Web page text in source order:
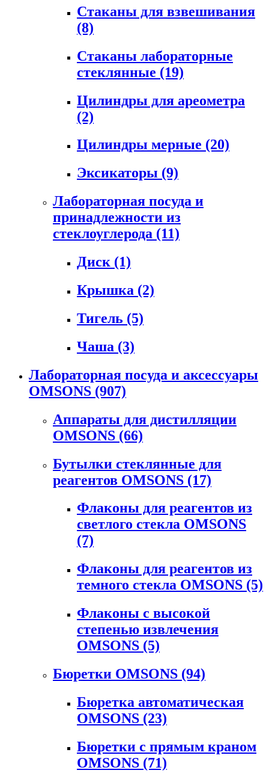
Стаканы для взвешивания
(8)
Стаканы лабораторные
стеклянные (19)
Цилиндры для ареометра
(2)
Цилиндры мерные (20)
Эксикаторы (9)
Лабораторная посуда и
принадлежности из
стеклоуглерода (11)
Диск (1)
Крышка (2)
Тигель (5)
Чаша (3)
Лабораторная посуда и аксессуары
OMSONS (907)
Аппараты для дистилляции
OMSONS (66)
Бутылки стеклянные для
реагентов OMSONS (17)
Флаконы для реагентов из
светлого стекла OMSONS
(7)
Флаконы для реагентов из
темного стекла OMSONS (5)
Флаконы с высокой
степенью извлечения
OMSONS (5)
Бюретки OMSONS (94)
Бюретка автоматическая
OMSONS (23)
Бюретки с прямым краном
OMSONS (71)